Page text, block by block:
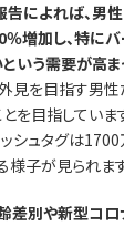
によれば、男
増加し、特に
いう需要が高ま
見を目指す男性
を目指していま
シュタグは
子が見られます
差別や新型コ